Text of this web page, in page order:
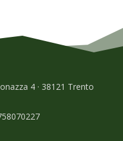
4 · 38121 Trento